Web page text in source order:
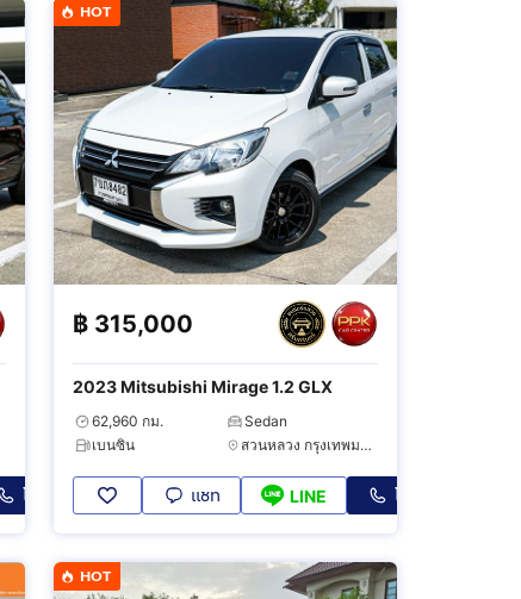
โทร
HOT
฿ 315,000
2023 Mitsubishi Mirage 1.2 GLX
62,960 กม.
Sedan
เบนซิน
สวนหลวง กรุงเทพมหานคร
แชท LINE โทร
HOT